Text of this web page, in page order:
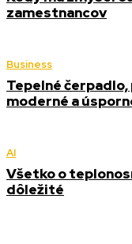
zamestnancov
Business
Tepelné
moderné a
AI
Všetko o
dôležité